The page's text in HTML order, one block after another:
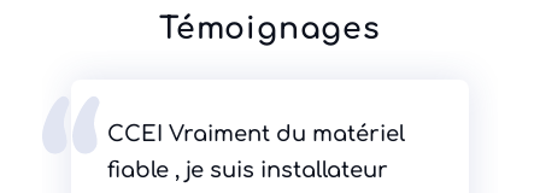
Témoignages
CCEI Vraiment du matériel
fiable , je suis installateur